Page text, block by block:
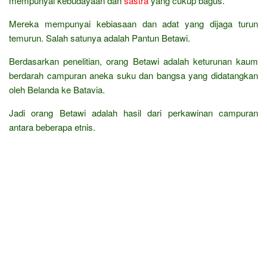
Mereka mempunyai kebiasaan dan adat yang dijaga turun
temurun. Salah satunya adalah Pantun Betawi.
Berdasarkan penelitian, orang Betawi adalah keturunan kaum
berdarah campuran aneka suku dan bangsa yang didatangkan
oleh Belanda ke Batavia.
Jadi orang Betawi adalah hasil dari perkawinan campuran
antara beberapa etnis.